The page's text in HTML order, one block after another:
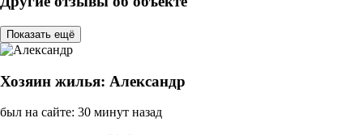
Показать ещё
Хозяин жилья: Александр
был на сайте: 30 минут назад